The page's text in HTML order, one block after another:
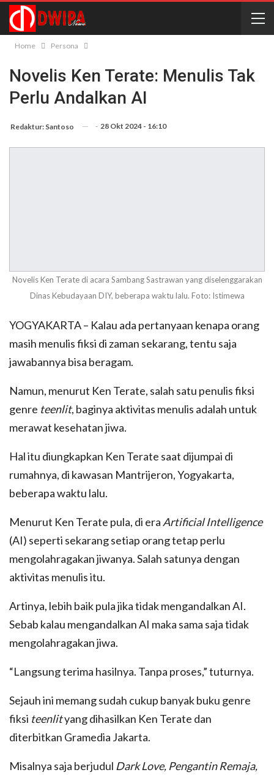
Home Persona
Novelis Ken Terate: Menulis Tak
Perlu Andalkan AI
Redaktur: Santoso - 28 Okt 2024 - 16:10
Novelis Ken Terate di acara Sambang Sastrawan yang diselenggarakan
Dinas Kebudayaan DIY, beberapa waktu lalu. Foto: Istimewa
YOGYAKARTA – Kalau ada pertanyaan kenapa orang
masih menulis fiksi di zaman sekarang, tentu saja
jawabannya bisa beragam.
Namun, menurut Ken Terate, salah satu penulis fiksi
genre teenlit, baginya aktivitas menulis adalah untuk
merawat kesehatan jiwa.
Hal itu diungkapkan Ken Terate saat dijumpai di
rumahnya, di kawasan Mantrijeron, Yogyakarta,
beberapa waktu lalu.
Menurut Ken Terate pula, di era Artificial Intelligence
(AI) seperti sekarang setiap orang tetap perlu
mengolahragakan jiwanya. Salah satunya dengan
aktivitas menulis itu.
Artinya, lebih baik pula jika tidak mengandalkan AI.
Sebab kalau mengandalkan AI maka sama saja tidak
mengolahragakan jiwa.
“Langsung terima hasilnya. Tanpa proses,” tuturnya.
Sejauh ini memang sudah cukup banyak buku genre
fiksi teenlityang dihasilkan Ken Terate dan
diterbitkan Gramedia Jakarta.
Misalnya saja berjudul Dark Love, Pengantin Remaja,